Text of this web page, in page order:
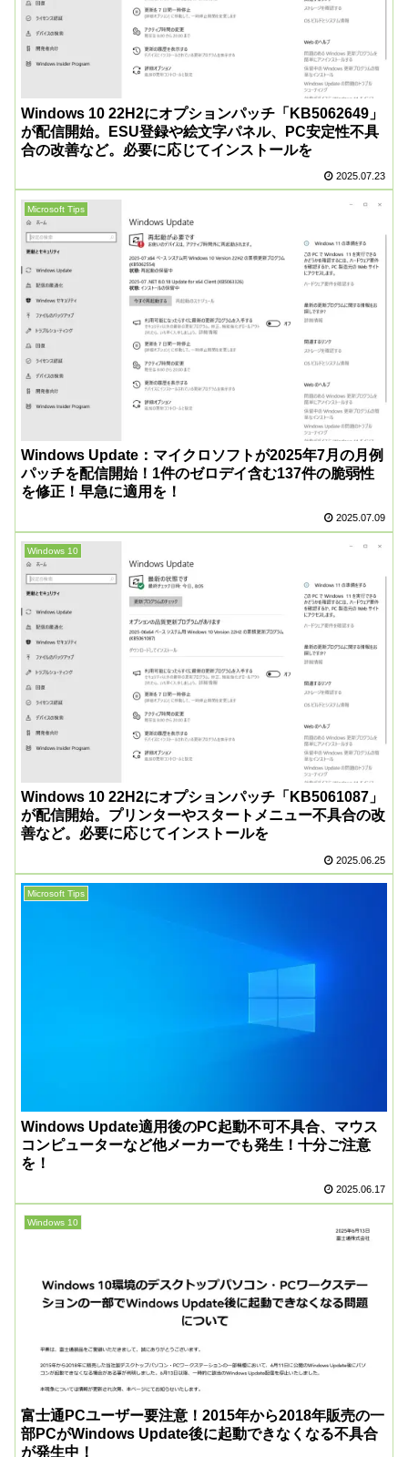
Windows 10 22H2にオプションパッチ「KB5062649」
が配信開始。ESU登録や絵文字パネル、PC安定性不具
合の改善など。必要に応じてインストールを
2025.07.23
Microsoft Tips
Windows Update：マイクロソフトが2025年7月の月例
パッチを配信開始！1件のゼロデイ含む137件の脆弱性
を修正！早急に適用を！
2025.07.09
Windows 10
Windows 10 22H2にオプションパッチ「KB5061087」
が配信開始。プリンターやスタートメニュー不具合の改
善など。必要に応じてインストールを
2025.06.25
Microsoft Tips
Windows Update適用後のPC起動不可不具合、マウス
コンピューターなど他メーカーでも発生！十分ご注意
を！
2025.06.17
Windows 10
富士通PCユーザー要注意！2015年から2018年販売の一
部PCがWindows Update後に起動できなくなる不具合
が発生中！